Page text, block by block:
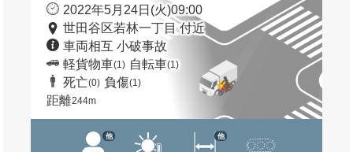
2022年5月24日(火)09:00
世田谷区若林一丁目 付近
車両相互 小破事故
軽貨物車(1) 自転車(1)
死亡(0) 負傷(1)
距離244m
他 他